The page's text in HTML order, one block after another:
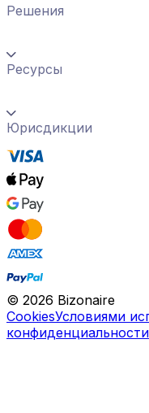
Решения
Ресурсы
Юрисдикции
© 2026 Bizonaire
CookiesУсловиями
конфиденциальности